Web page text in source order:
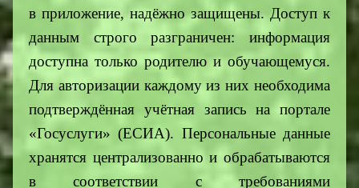
в приложение, надёжно защищены. Доступ к
данным строго разграничен: информация
доступна только родителю и обучающемуся.
Для авторизации каждому из них необходима
подтверждённая учётная запись на портале
«Госуслуги» (ЕСИА). Персональные данные
хранятся централизованно и обрабатываются
в соответствии с требованиями